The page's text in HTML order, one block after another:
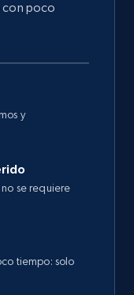
con poco
y
se requiere
tiempo: solo